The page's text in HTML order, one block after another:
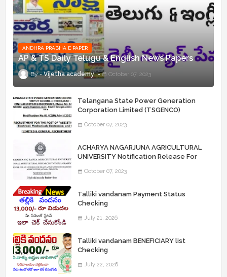
ANDHRA PRABHA E PAPER
AP & TS Daily Telugu & English News Papers
Vijetha academy October 07, 2023
Telangana State Power Generation
Corporation Limited (TSGENCO)
“Assistant Engineers" Posts
October 07, 2023
ACHARYA NAGARJUNA AGRICULTURAL
UNIVERSITY Notification Release For
October 07, 2023
Talliki vandanam Payment Status
Checking
July 21, 2026
Talliki vandanam BENEFICIARY list
Checking
July 22, 2026